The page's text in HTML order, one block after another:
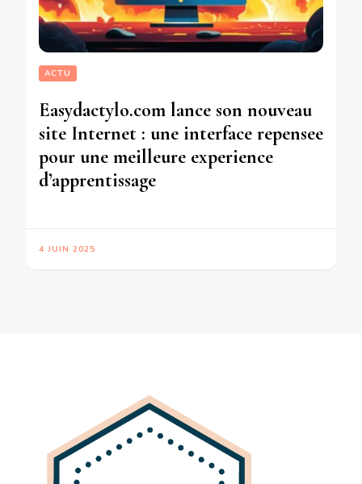
ACTU
Easydactylo.com lance son nouveau
site Internet : une interface repensee
pour une meilleure experience
d’apprentissage
4 JUIN 2025